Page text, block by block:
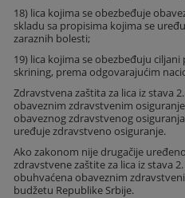
18) lica kojima se obezbeđuje
skladu sa propisima kojima se
zaraznih bolesti;
19) lica kojima se obezbeđuju
skrining, prema odgovarajućim
Zdravstvena zaštita za lica iz stava
obaveznim zdravstvenim
obaveznog zdravstvenog
uređuje zdravstveno osiguranje.
Ako zakonom nije drugačije
zdravstvene zaštite za lica iz stava
obuhvaćena obaveznim
budžetu Republike Srbije.